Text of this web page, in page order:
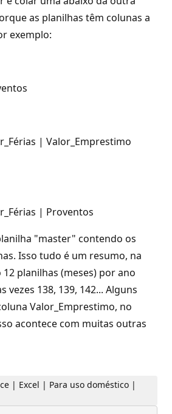
as planilhas têm colunas a
exemplo:
| Valor_Emprestimo
| Proventos
"master" contendo os
Isso tudo é um resumo, na
planilhas (meses) por ano
vezes 138, 139, 142... Alguns
Valor_Emprestimo, no
acontece com muitas outras
| Excel | Para uso doméstico |